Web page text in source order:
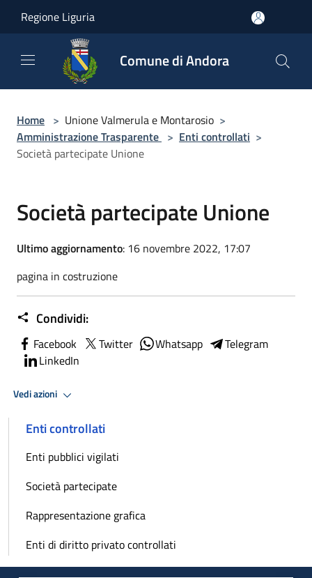
Regione Liguria
Comune di Andora
Home > Unione Valmerula e Montarosio >
Amministrazione Trasparente > Enti controllati >
Società partecipate Unione
Società partecipate Unione
Ultimo aggiornamento: 16 novembre 2022, 17:07
pagina in costruzione
Condividi:
Facebook Twitter Whatsapp
Telegram
LinkedIn
Vedi azioni
Enti controllati
Enti pubblici vigilati
Società partecipate
Rappresentazione grafica
Enti di diritto privato controllati